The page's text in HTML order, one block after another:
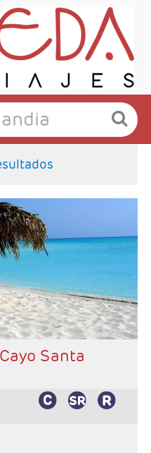
Cayo Largo
en Habana + 1 cena
Santa